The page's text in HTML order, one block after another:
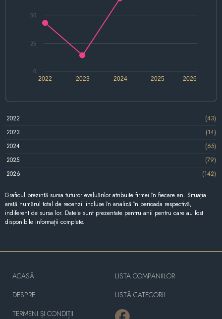
2022 2024 2026
2023 2025
0
25
50
2022
(43)
2023
(14)
2024
(65)
2025
(79)
2026
(142)
Graficul prezintă suma tuturor evaluărilor atribuite firmei în fiecare an. Situația
arată numărul total de recenzii incluse în analiză în perioada respectivă,
indiferent de sursa lor. Datele sunt prezentate pentru anii pentru care au fost
disponibile informații complete.
ACASĂ
DESPRE
TERMENI ȘI CONDIȚII
LISTA COMPANIILOR
LISTĂ CATEGORII